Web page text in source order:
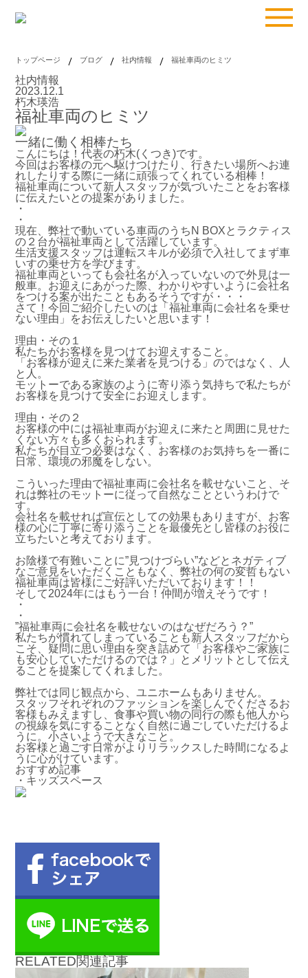
トップページ ブログ 社内情報 福祉車両のヒミツ
社内情報
2023.12.1
朽木瑛浩
福祉車両のヒミツ
一緒に働く相棒たち
こんにちは！代表の朽木(くつき)です。
今回はお客様の元へ駆けつけたり、行きたい場所へお連
れしたりする際に一緒に頑張ってくれている相棒！
福祉車両について新人スタッフが気づいたことをお客様
に伝えたいとの提案がありました。
・
・
現在、弊社で動いている車両のうちN BOXとラクティス
の２台が福祉車両として活躍しています。
生活支援スタッフは運転スキルが必須で入社してまず車
いすの乗せ方を学びます。
福祉車両といっても会社名が入っていないので外見は一
般車。お迎えにあがった際、わかりやすいように会社名
をつける案が出たこともあるそうですが・・・
さて！今回ご紹介したいのは「福祉車両に会社名を乗せ
ない理由」をお伝えしたいと思います！
理由・その１
私たちがお客様を見つけてお迎えすること。
「お客様が迎えに来た業者を見つける」のではなく、人
と人。
モットーである家族のように寄り添う気持ちで私たちが
お客様を見つけて安全にお迎えします。
理由・その２
お客様の中には福祉車両がお迎えに来たと周囲に見せた
くない方々も多くおられます。
私たちが目立つ必要はなく、お客様のお気持ちを一番に
日常、環境の邪魔をしない。
こういった理由で福祉車両に会社名を載せないこと、そ
れは弊社のモットーに従って自然なことというわけで
す。
会社名を載せれば宣伝としての効果もありますが、お客
様の心に丁寧に寄り添うことを最優先とし皆様のお役に
立ちたいと考えております。
お陰様で有難いことに”見つけづらい”などとネガティブ
なご意見をいただくこともなく、弊社の何の変哲もない
福祉車両は皆様にご好評いただいております！！
そして2024年にはもう一台！仲間が増えそうです！
・
・
”福祉車両に会社名を載せないのはなぜだろう？”
私たちが慣れてしまっていることも新人スタッフだから
こそ、疑問に思い理由を突き詰めて「お客様やご家族に
も安心していただけるのでは？」とメリットとして伝え
ることを提案してくれました。
弊社では同じ観点から、ユニホームもありません。
スタッフそれぞれのファッションを楽しんでくださるお
客様もみえますし、食事や買い物の同行の際も他人から
の視線を気にすることなく自然に過ごしていただけるよ
うに。小さいようで大きなこと。
お客様と過ごす日常がよりリラックスした時間になるよ
うに心がけています。
おすすめ記事
・キッズスペース
RELATED関連記事